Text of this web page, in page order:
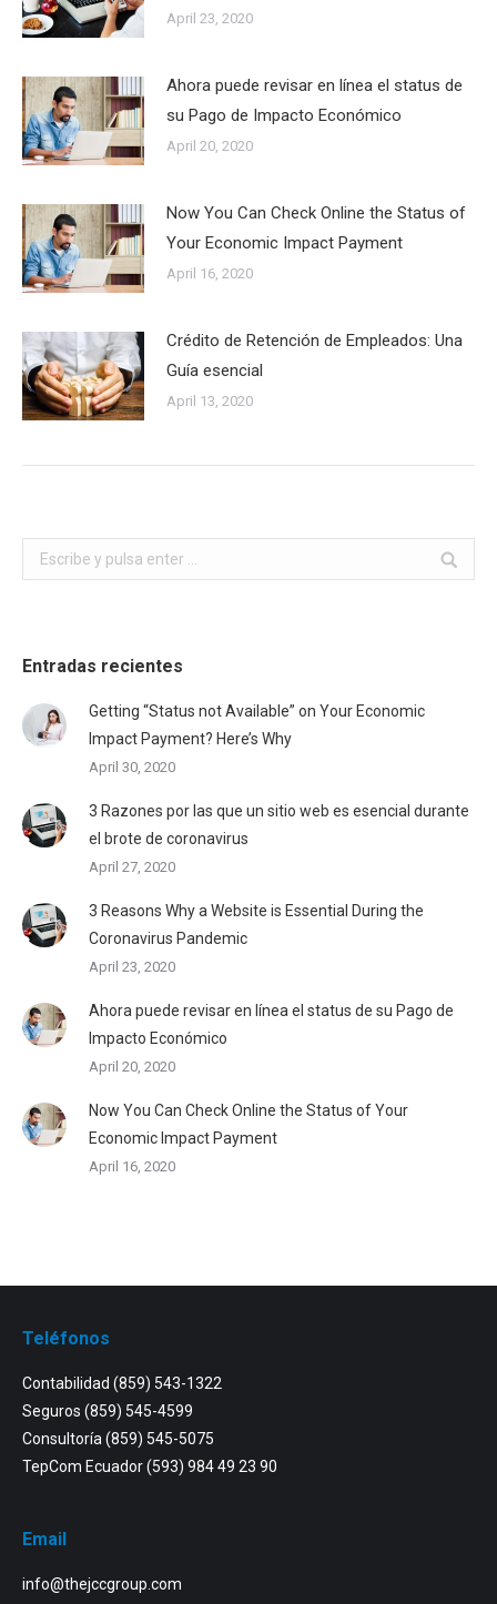
April 23, 2020
Ahora puede revisar en línea el status de
su Pago de Impacto Económico
April 20, 2020
Now You Can Check Online the Status of
Your Economic Impact Payment
April 16, 2020
Crédito de Retención de Empleados: Una
Guía esencial
April 13, 2020
Buscar:
Entradas recientes
Getting “Status not Available” on Your Economic
Impact Payment? Here’s Why
April 30, 2020
3 Razones por las que un sitio web es esencial durante
el brote de coronavirus
April 27, 2020
3 Reasons Why a Website is Essential During the
Coronavirus Pandemic
April 23, 2020
Ahora puede revisar en línea el status de su Pago de
Impacto Económico
April 20, 2020
Now You Can Check Online the Status of Your
Economic Impact Payment
April 16, 2020
Teléfonos
Contabilidad (859) 543-1322
Seguros (859) 545-4599
Consultoría (859) 545-5075
TepCom Ecuador(593) 984 49 23 90
Email
info@thejccgroup.com